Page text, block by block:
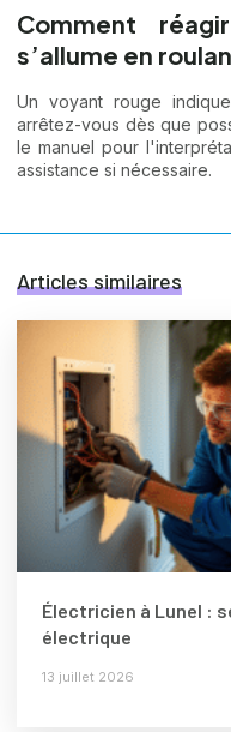
Comment
s’allume en
Un voyant rouge
arrêtez-vous dès que
le manuel pour
assistance si nécessaire.
Articles similaires
Électricien à Lunel :
électrique
13 juillet 2026